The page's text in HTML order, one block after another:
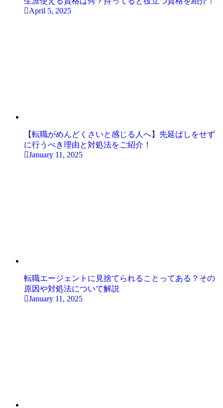
April 5, 2025
【転職がめんどくさいと感じる人へ】先延ばしをせず
に行うべき理由と対処法をご紹介！
January 11, 2025
転職エージェントに見捨てられることってある？その
原因や対処法について解説
January 11, 2025